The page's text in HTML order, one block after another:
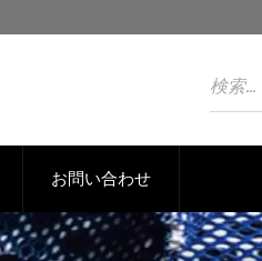
お問い合わせ